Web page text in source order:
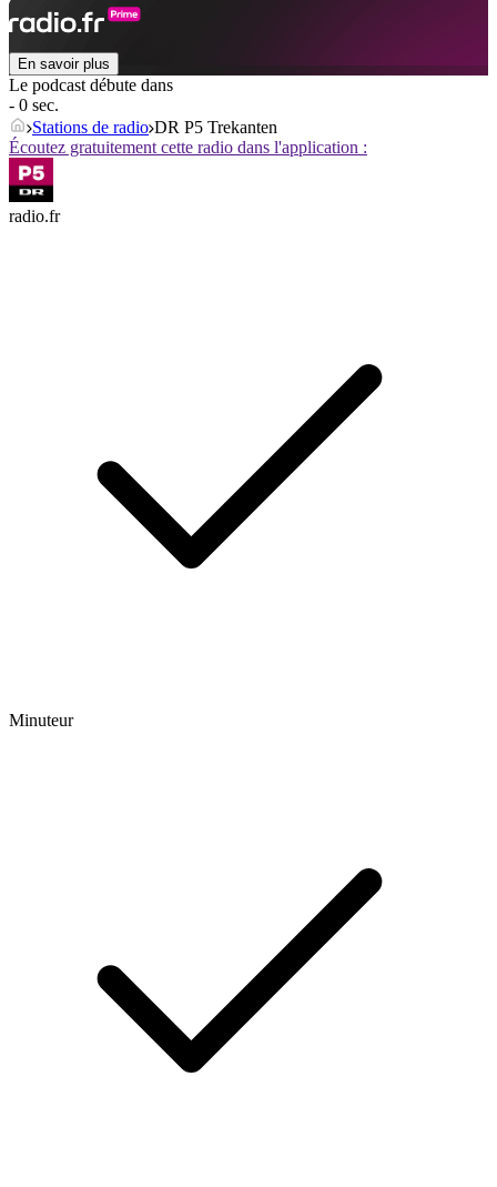
En savoir plus
Le podcast débute dans
- 0 sec.
Stations de radio DR P5 Trekanten
Écoutez gratuitement cette radio dans l'application :
radio.fr
Minuteur